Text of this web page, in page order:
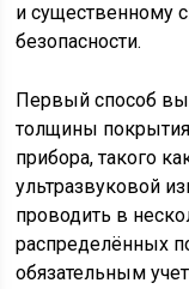
и существенному
безопасности.
Первый способ
толщины
прибора, такого
ультразвуковой
проводить в
распределённых
обязательным